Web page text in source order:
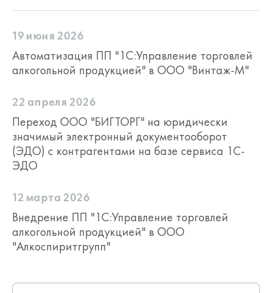
19 июня 2026
Автоматизация ПП "1С:Управление торговлей
алкогольной продукцией" в ООО "Винтаж-М"
22 апреля 2026
Переход ООО "БИГТОРГ" на юридически
значимый электронный документооборот
(ЭДО) с контрагентами на базе сервиса 1С-
ЭДО
12 марта 2026
Внедрение ПП "1С:Управление торговлей
алкогольной продукцией" в ООО
"Алкоспиритгрупп"